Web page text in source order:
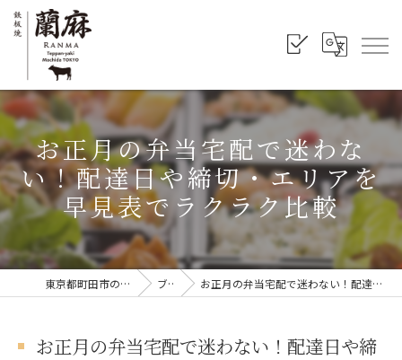
お正月の弁当宅配で迷わな
い！配達日や締切・エリアを
早見表でラクラク比較
東京都町田市の弁当なら鉄板焼 蘭麻 ブログ お正月の弁当宅配で迷わない！配達日や締切・エリアを早見表でラクラク比較
お正月の弁当宅配で迷わない！配達日や締